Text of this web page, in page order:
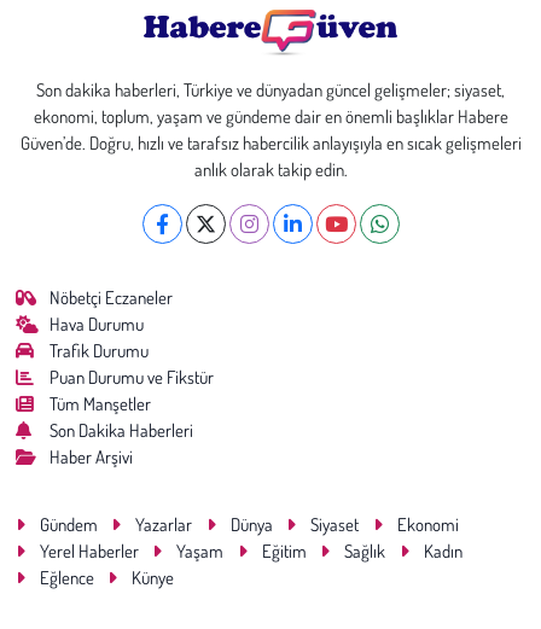
Son dakika haberleri, Türkiye ve dünyadan güncel gelişmeler; siyaset,
ekonomi, toplum, yaşam ve gündeme dair en önemli başlıklar Habere
Güven’de. Doğru, hızlı ve tarafsız habercilik anlayışıyla en sıcak gelişmeleri
anlık olarak takip edin.
Nöbetçi Eczaneler
Hava Durumu
Trafik Durumu
Puan Durumu ve Fikstür
Tüm Manşetler
Son Dakika Haberleri
Haber Arşivi
Gündem Yazarlar Dünya Siyaset
Ekonomi
Yerel Haberler
Yaşam Eğitim Sağlık
Kadın
Eğlence
Künye